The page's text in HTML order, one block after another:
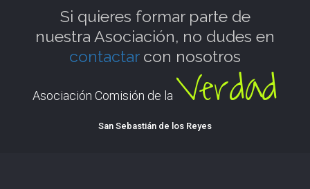
Si quieres formar parte de
nuestra Asociación, no dudes en
contactarcon nosotros
Asociación Comisión de la Verdad
San Sebastián de los Reyes